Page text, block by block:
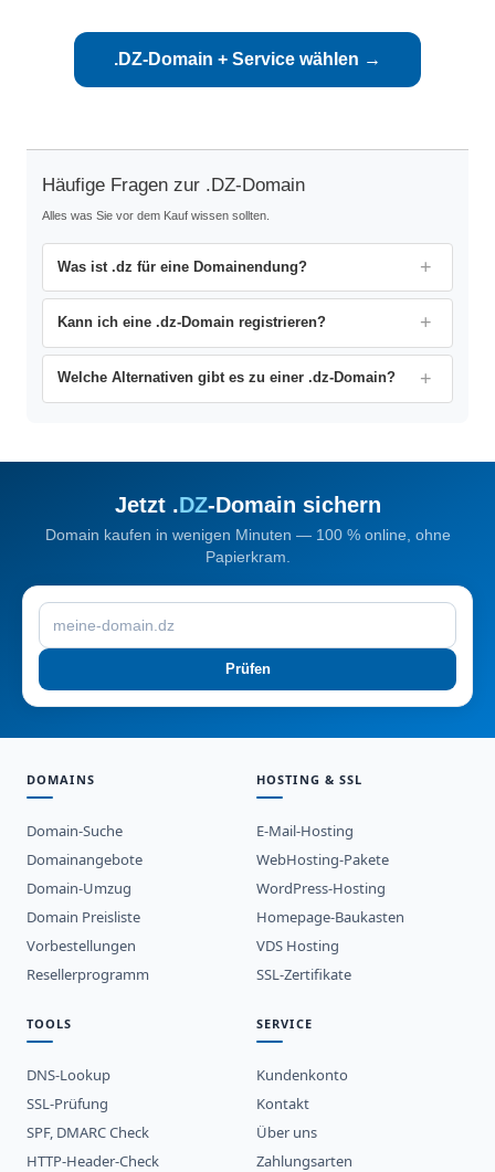
.DZ-Domain + Service wählen →
Häufige Fragen zur .DZ-Domain
Alles was Sie vor dem Kauf wissen sollten.
Was ist .dz für eine Domainendung?
Kann ich eine .dz-Domain registrieren?
Welche Alternativen gibt es zu einer .dz-Domain?
Jetzt .DZ-Domain sichern
Domain kaufen in wenigen Minuten — 100 % online, ohne
Papierkram.
Prüfen
DOMAINS
Domain-Suche
Domainangebote
Domain-Umzug
Domain Preisliste
Vorbestellungen
Resellerprogramm
HOSTING & SSL
E-Mail-Hosting
WebHosting-Pakete
WordPress-Hosting
Homepage-Baukasten
VDS Hosting
SSL-Zertifikate
TOOLS
DNS-Lookup
SSL-Prüfung
SPF, DMARC Check
HTTP-Header-Check
SERVICE
Kundenkonto
Kontakt
Über uns
Zahlungsarten